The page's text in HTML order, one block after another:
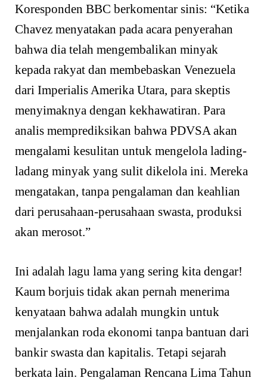
Koresponden BBC berkomentar sinis: “Ketika
Chavez menyatakan pada acara penyerahan
bahwa dia telah mengembalikan minyak
kepada rakyat dan membebaskan Venezuela
dari Imperialis Amerika Utara, para skeptis
menyimaknya dengan kekhawatiran. Para
analis memprediksikan bahwa PDVSA akan
mengalami kesulitan untuk mengelola lading-
ladang minyak yang sulit dikelola ini. Mereka
mengatakan, tanpa pengalaman dan keahlian
dari perusahaan-perusahaan swasta, produksi
akan merosot.”
Ini adalah lagu lama yang sering kita dengar!
Kaum borjuis tidak akan pernah menerima
kenyataan bahwa adalah mungkin untuk
menjalankan roda ekonomi tanpa bantuan dari
bankir swasta dan kapitalis. Tetapi sejarah
berkata lain. Pengalaman Rencana Lima Tahun